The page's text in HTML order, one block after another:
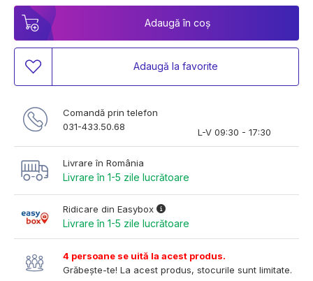
Adaugă în coș
Adaugă la favorite
Comandă prin telefon
031-433.50.68
L-V 09:30 - 17:30
Livrare în România
Livrare în 1-5 zile lucrătoare
Ridicare din Easybox
Livrare în 1-5 zile lucrătoare
4 persoane se uită la acest produs.
Grăbește-te! La acest produs, stocurile sunt limitate.